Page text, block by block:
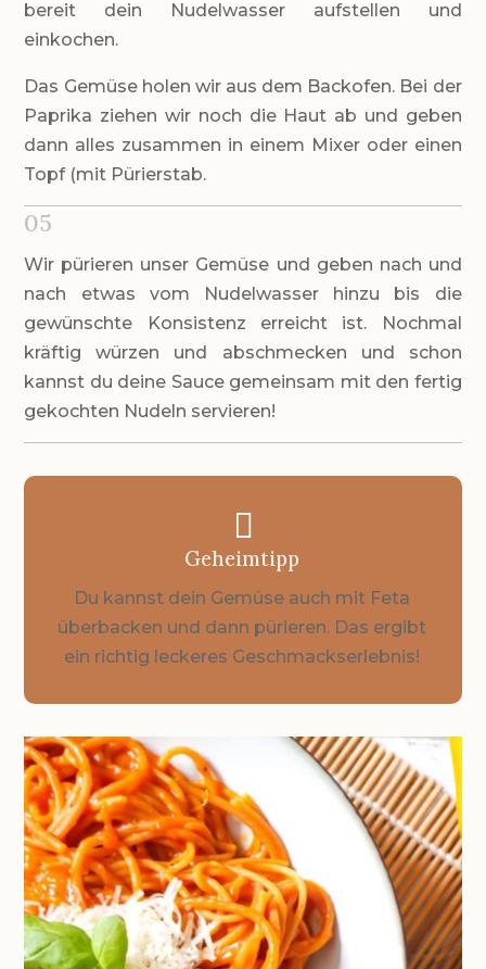
bereit dein Nudelwasser aufstellen und
einkochen.
Das Gemüse holen wir aus dem Backofen. Bei der
Paprika ziehen wir noch die Haut ab und geben
dann alles zusammen in einem Mixer oder einen
Topf (mit Pürierstab.
05
Wir pürieren unser Gemüse und geben nach und
nach etwas vom Nudelwasser hinzu bis die
gewünschte Konsistenz erreicht ist. Nochmal
kräftig würzen und abschmecken und schon
kannst du deine Sauce gemeinsam mit den fertig
gekochten Nudeln servieren!

Geheimtipp
Du kannst dein Gemüse auch mit Feta
überbacken und dann pürieren. Das ergibt
ein richtig leckeres Geschmackserlebnis!